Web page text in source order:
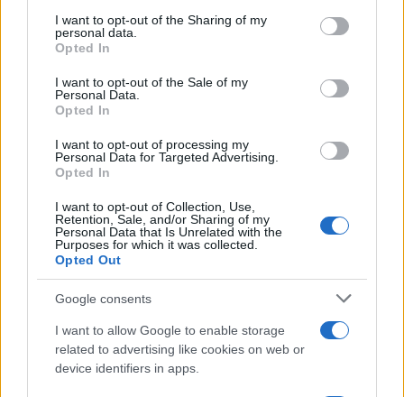
not limited to your visit or usage behaviour. You may click to
grant or deny consent to Google and its third-party tags to
use your data for below specified purposes in below Google
consent section.
I want to opt-out of the Sharing of my
personal data.
Opted In
I want to opt-out of the Sale of my
Personal Data.
Opted In
I want to opt-out of processing my
Personal Data for Targeted Advertising.
Opted In
I want to opt-out of Collection, Use,
Retention, Sale, and/or Sharing of my
Personal Data that Is Unrelated with the
Purposes for which it was collected.
Opted Out
Google consents
I want to allow Google to enable storage
related to advertising like cookies on web or
device identifiers in apps.
ανθρώπους που είχαν ανάγκη» - Η πρώτη
δήλωση της οικογένειας της 38χρονης
Λίζα που βρέθηκε νεκρή στην Κυψέλη
Η Αγγελική Ηλιάδη περιγράφει το θαύμα
που έζησε και πώς είδε τον Χριστό μπροστά
της: «Ήταν ό,τι πιο όμορφο έχω δει στη ζωή
μου»
Ο Γιάννης Φακίνος αποκάλυψε πώς έγινε
viral το τραγούδι του «Λογαριασμός» που
ερμηνεύει η Κατερίνα Λιόλιου
Πιο σχολιασμένα
Έφυγαν οι συνεργάτες, μένει η Μαρία
Καρυστιανού - Η επόμενη μέρα για την
Canadair 515: Οι πρώτες εικόνες από την
κατασκευή του αεροσκάφους που θα
επιχειρεί και τη νύχτα στα μέτωπα της